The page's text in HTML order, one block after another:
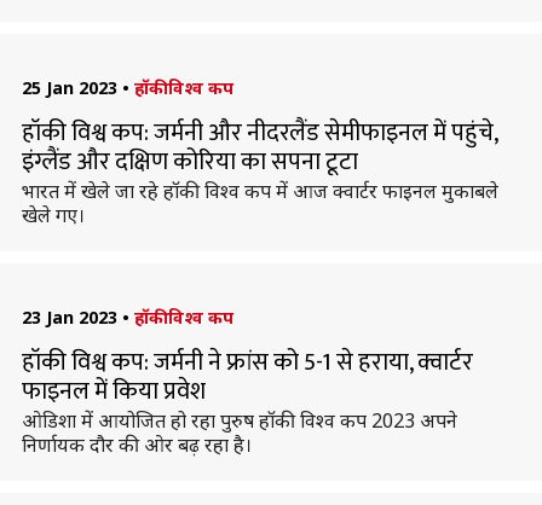
25 Jan 2023 • हॉकी विश्व कप
हॉकी विश्व कप: जर्मनी और नीदरलैंड सेमीफाइनल में पहुंचे,
इंग्लैंड और दक्षिण कोरिया का सपना टूटा
भारत में खेले जा रहे हॉकी विश्व कप में आज क्वार्टर फाइनल मुकाबले
खेले गए।
23 Jan 2023 • हॉकी विश्व कप
हॉकी विश्व कप: जर्मनी ने फ्रांस को 5-1 से हराया, क्वार्टर
फाइनल में किया प्रवेश
ओडिशा में आयोजित हो रहा पुरुष हॉकी विश्व कप 2023 अपने
निर्णायक दौर की ओर बढ़ रहा है।